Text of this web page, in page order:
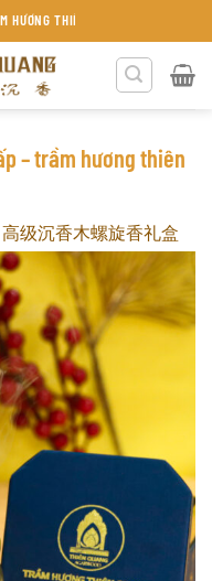
THIÊN QUANG KHÁNH HÒA
– trầm hương thiên
高级沉香木螺旋香礼盒